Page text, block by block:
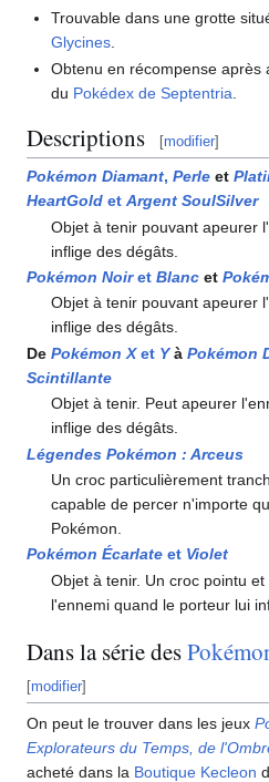
Trouvable dans une grotte
Glycines.
Obtenu en récompense après
du Pokédex de Septentria
Descriptions [modifier]
Pokémon Diamant, Perle et
HeartGold et Argent SoulSilver
Objet à tenir pouvant apeurer
inflige des dégâts.
Pokémon Noiret Blanc et
Objet à tenir pouvant apeurer
inflige des dégâts.
De Pokémon Xet Yà Pokémon
Scintillante
Objet à tenir. Peut apeurer
inflige des dégâts.
Légendes Pokémon : Arceus
Un croc particulièrement
capable de percer n'importe
Pokémon.
Pokémon Écarlate et Violet
Objet à tenir. Un croc pointu
l'ennemi quand le porteur lui
Dans la série des
[modifier]
On peut le trouver dans les jeux
Explorateurs du Temps, de
acheté dans la Boutique Kecleon